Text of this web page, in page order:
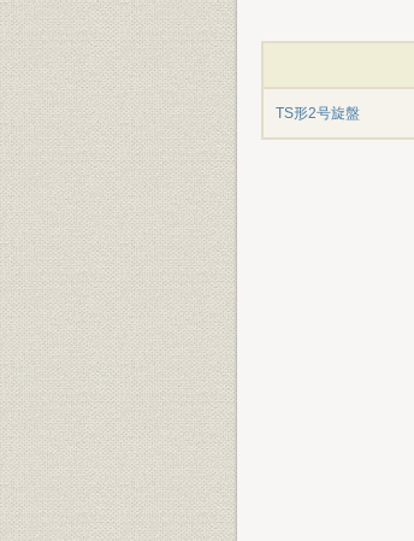
TS形2号旋盤